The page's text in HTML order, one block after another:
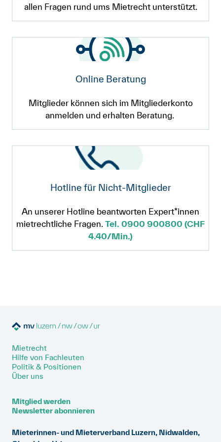
Art. 266n OR
Vermieterschaft eine Kündigung von Ihnen
nicht anfechten kann, spielt es jedoch
keine Rolle, wenn Sie diese nicht
Art. 271 OR
allen Fragen rund ums Mietrecht unterstützt.
Online Beratung
Mitglieder können sich im Mitgliederkonto
anmelden und erhalten Beratung.
Hotline für Nicht-Mitglieder
An unserer Hotline beantworten Expert*innen
mietrechtliche Fragen. Tel. 0900 900800 (CHF
4.40/Min.)
Mietrecht
Hilfe von Fachleuten
Politik & Positionen
Über uns
Mitglied werden
Newsletter abonnieren
Mieterinnen- und Mieterverband Luzern, Nidwalden,